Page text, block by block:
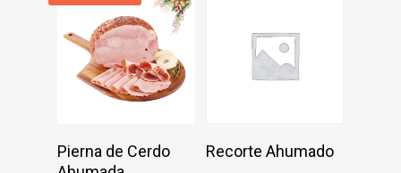
Add To Cart
Pierna de Cerdo
Add To Cart
Recorte Ahumado
(506) 2441-0186
Alajuela | Costa Rica